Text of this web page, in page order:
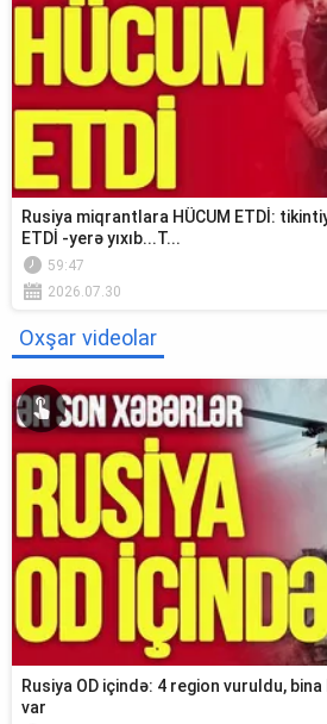
Rusiya miqrantlara HÜCUM ETDİ:
ETDİ -yerə yıxıb...T...
59:47
2026.07.30
Oxşar videolar
Rusiya OD içində: 4 region vuruldu,
var